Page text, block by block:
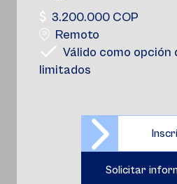
Remoto
3.200.000 COP
Válido como opción
limitados
Solicitar